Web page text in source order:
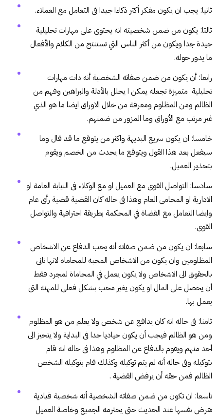
ثانيا: يجب ان يكون مفكر أكثر ذكاءا جيدا فى التعامل مع العملاء.
ثالثا: يكون من ضمن شخصيته انه يحتوى على مهارات تحليلية
جيدة جدا ويكون من أكثر الناس التي تستنتج من الكلام والأفعال
ما يدور حوله.
رابعا: أن يكون من ضمن صفاته الشخصية أنه ذات مهارات
تحليلية متميزة تجعله يمكن ا يحلل بالأدلة والبراهين وفهم من
الظالم ومن المظلوم ومعرفة من خلال الاوراق ايضا ما هو الذي
غير مرتب مع الأوراق وما المزور من ضمنهم.
خامسا: ان يكون سريع البديهة واكثر من يتوقع ما قد قال وما
سيفعل بعد هذا القول ويتوقع ما يحدث من الخصم ويقوم
بتحذير العميل.
سادسا: التواصل القوى مع العميل او مع الوكلاء فى النيابة العامة او
الادارية او المحامى العام وهذا فى حاله كان القضية قضية رأى عام
وايضا التعامل مع القضاة في المحكمة بطريقة احترافية والتواصل
القوى.
سابعا: ان يكون من ضمن صفاته أنه يحب الدفاع عن الاشخاص
المظلومين وان يكون من الاشخاص المحبه للمحاماه لانها تاتى
بالحقوق الى الاشخاص ولا يكون يعمل في المحاماة لمجرد فقط
أن يحصل على المال او يكون يغير محب بشكل فعلى للمهنة التى
يعمل بها.
ثامنا: فى حاله انه كان يدافع عن شخص ولا يعلم من هو المظلوم
ومن هو الظالم فيجب أن يكون حياديا جدا فى البداية ولا يتحيز الى
أحد منهم ويقوم بالدفاع عن المظلوم وهذا فى حاله انه قام
بتوكيله وفى حاله أنه لم يتم توكيله وكذلك قام بتوكيله الشخص
الظالم فمن حقه أن يرفض القضية .
تاسعا: ان تكون من ضمن صفاته الشخصية أنه شخصية قيادية
تفرض نفسها عند الحديث حتى يحترمه الجميع وخاصة العميل